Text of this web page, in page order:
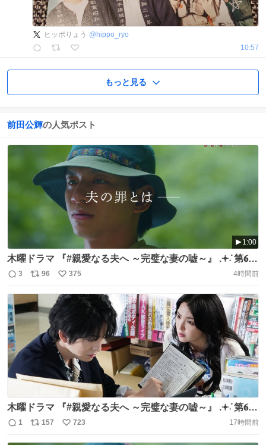
ヒッポりょう @ hippo_ryo
10:57
もっと見る
前田公輝の人気ポスト
1:00
木曜ドラマ 『#親愛なる夫へ ～完璧な妻の嘘～』 .𖥔݁˖ 第𝟔話
今夜𝟏𝟏:𝟓𝟗 .𖥔݁˖ 優一が犯した罪とは？ 麻衣子と記者・加藤の
信は今夜まで⚠️ https://t.co/Ltp1OVpp2c #田中麗奈 #古川
雄大 #前田公輝 #尾崎匠海（#INI） @shinainaru_ytv
https://t.co/McUnKRcPPN
返
信
数
3
リ
ポ
ス
96
い
い
ね
数
375 4時間前
木曜ドラマ 『#親愛なる夫へ ～完璧な妻の嘘～』 .𖥔݁˖ 第𝟔話
今夜𝟏𝟏:𝟓𝟗 .𖥔݁˖ 優一に迫る魔の手…犯した罪とは💥 麻衣子と
返
信
1
リ
ポ
157
い
い
723 17時間前